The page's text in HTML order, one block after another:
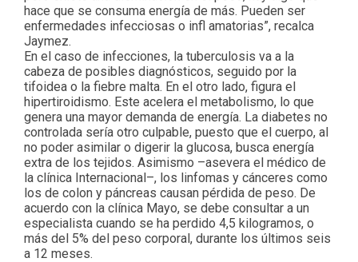
hace que se consuma energía de más. Pueden ser
enfermedades infecciosas o infl amatorias”, recalca
Jaymez.
En el caso de infecciones, la tuberculosis va a la
cabeza de posibles diagnósticos, seguido por la
tifoidea o la fiebre malta. En el otro lado, figura el
hipertiroidismo. Este acelera el metabolismo, lo que
genera una mayor demanda de energía. La diabetes no
controlada sería otro culpable, puesto que el cuerpo, al
no poder asimilar o digerir la glucosa, busca energía
extra de los tejidos. Asimismo –asevera el médico de
la clínica Internacional–, los linfomas y cánceres como
los de colon y páncreas causan pérdida de peso. De
acuerdo con la clínica Mayo, se debe consultar a un
especialista cuando se ha perdido 4,5 kilogramos, o
más del 5% del peso corporal, durante los últimos seis
a 12 meses.